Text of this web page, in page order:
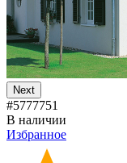
Next
#5777751
В наличии
Избранное